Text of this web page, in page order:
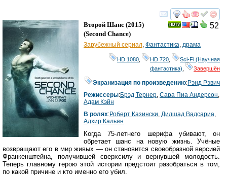
смотреть
52
Второй Шанс (2015)
(Second Chance)
Зарубежный сериал, Фантастика, драма
HD 1080 HD 720
Sci-Fi (Научная
фантастика)
Завершён
Экранизация по произведению:Рэнд Рэвич
Режиссеры:Брэд Тернер, Сара Пиа Андерсон,
Адам Кэйн
В ролях:Роберт Казински, Дилшад Вадсариа,
Адхир Кальян
Когда 75-летнего шерифа убивают, он
обретает шанс на новую жизнь. Учёные
возвращают его в мир живых — он становится своеобразной версией
Франкенштейна, получившей сверхсилу и вернувшей молодость.
Теперь главному герою этой истории предстоит разобраться в том,
по какой причине и кто именно его убил.